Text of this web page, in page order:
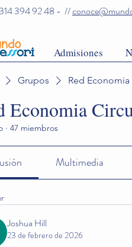
394 92 48 - //
Admisiones
Grupos Red Economia
Economia
· 47 miembros
Multimedia
Joshua Hill
23 de febrero de 2026